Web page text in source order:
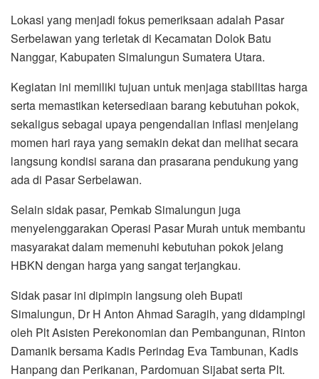
Lokasi yang menjadi fokus pemeriksaan adalah Pasar
Serbelawan yang terletak di Kecamatan Dolok Batu
Nanggar, Kabupaten Simalungun Sumatera Utara.
Kegiatan ini memiliki tujuan untuk menjaga stabilitas harga
serta memastikan ketersediaan barang kebutuhan pokok,
sekaligus sebagai upaya pengendalian inflasi menjelang
momen hari raya yang semakin dekat dan melihat secara
langsung kondisi sarana dan prasarana pendukung yang
ada di Pasar Serbelawan.
Selain sidak pasar, Pemkab Simalungun juga
menyelenggarakan Operasi Pasar Murah untuk membantu
masyarakat dalam memenuhi kebutuhan pokok jelang
HBKN dengan harga yang sangat terjangkau.
Sidak pasar ini dipimpin langsung oleh Bupati
Simalungun, Dr H Anton Ahmad Saragih, yang didampingi
oleh Plt Asisten Perekonomian dan Pembangunan, Rinton
Damanik bersama Kadis Perindag Eva Tambunan, Kadis
Hanpang dan Perikanan, Pardomuan Sijabat serta Plt.